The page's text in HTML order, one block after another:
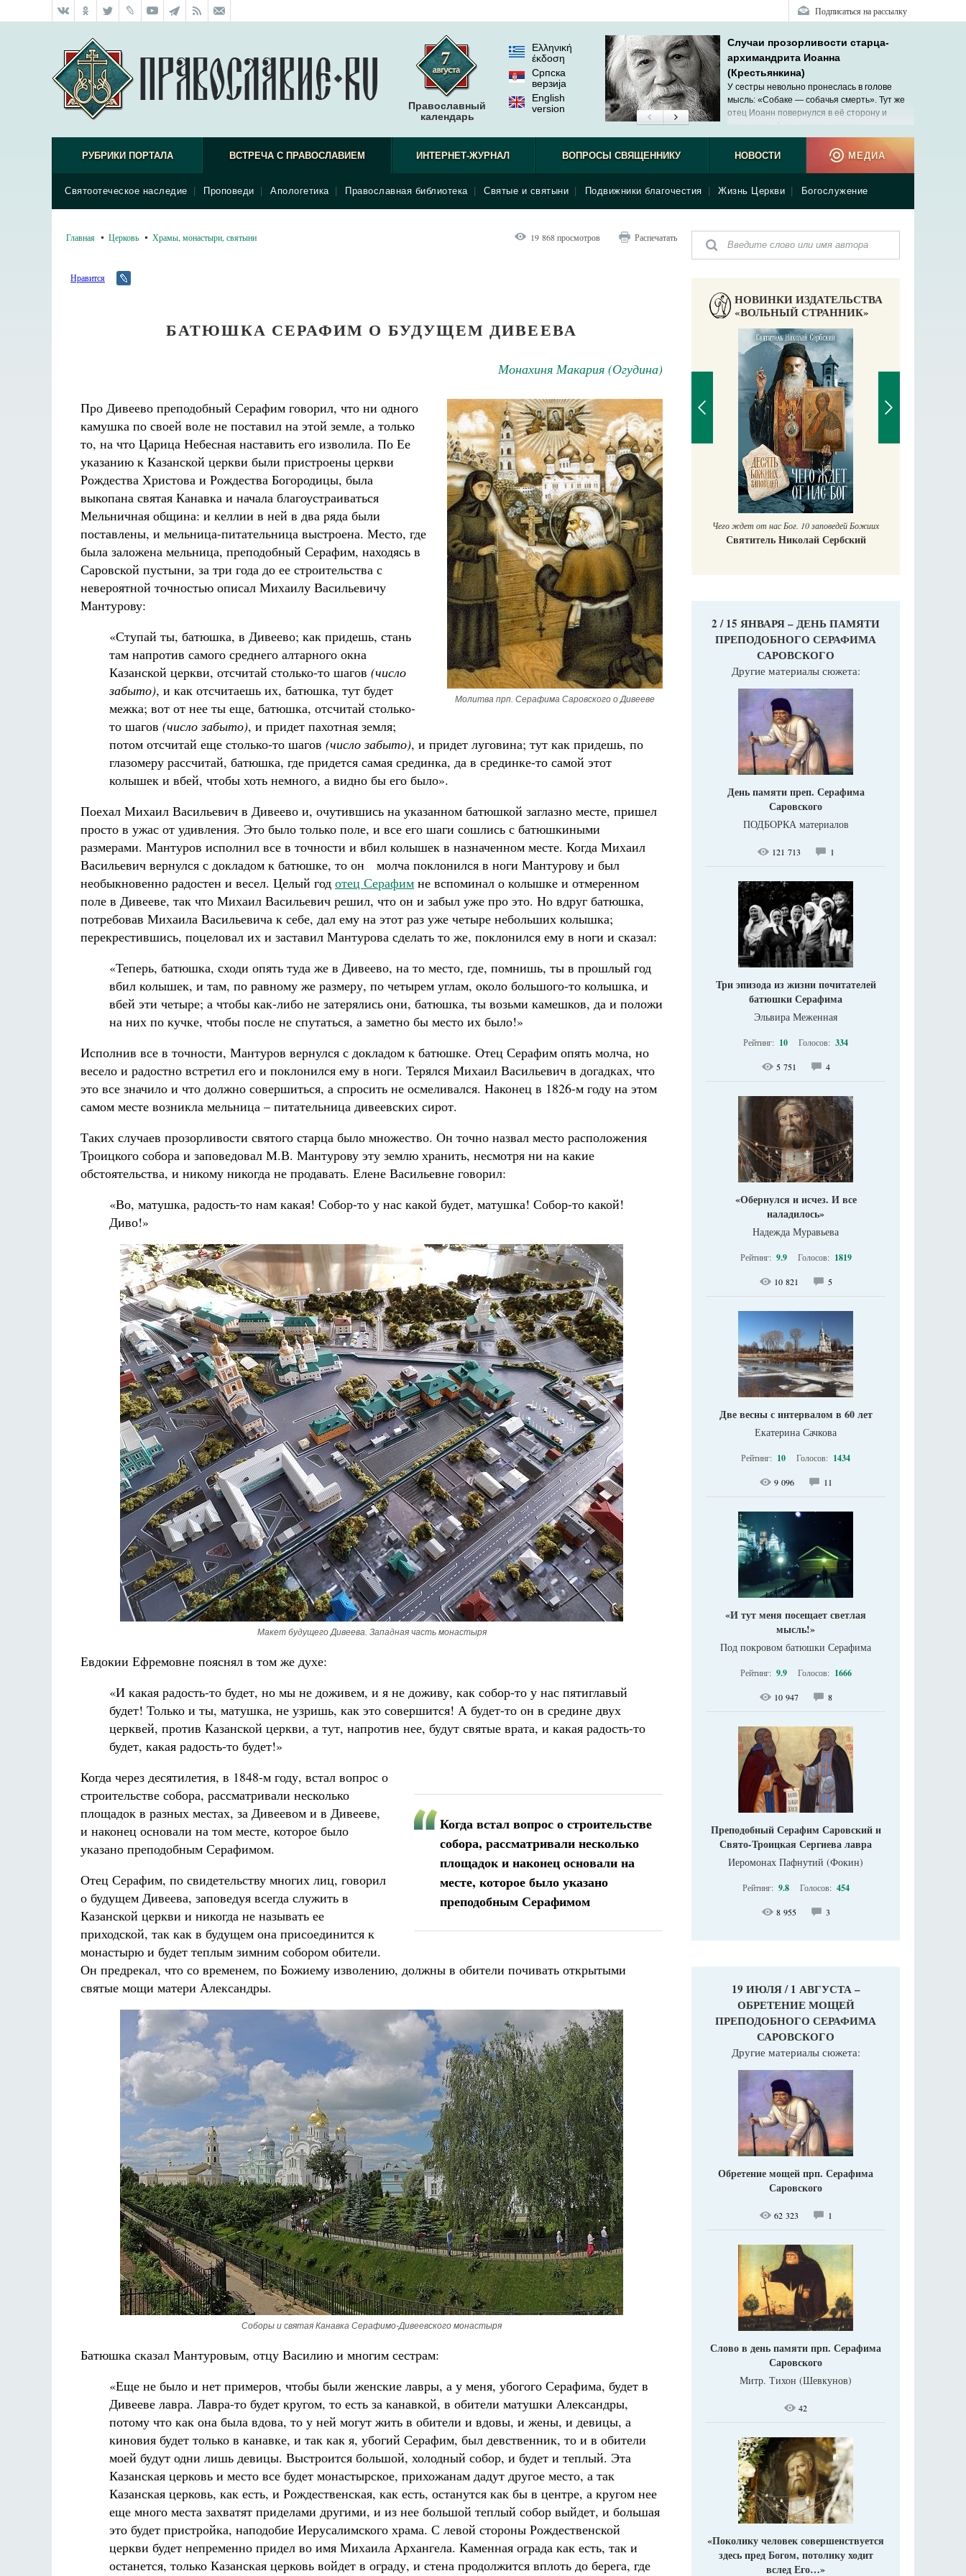
Подписаться на рассылку
Православный
календарь
Ελληνική
έκδοση
Српска
верзиjа
English
version
Случаи прозорливости старца-
архимандрита Иоанна
(Крестьянкина)
У сестры невольно пронеслась в голове
мысль: «Собаке — собачья смерть». Тут же
отец Иоанн повернулся в её сторону и
РУБРИКИ ПОРТАЛА ВСТРЕЧА С ПРАВОСЛАВИЕМ
Святоотеческое наследие Проповеди Апологетика Православная библиотека Святые и святыни Подвижники благочестия Жизнь Церкви Богослужение
ИНТЕРНЕТ-ЖУРНАЛ ВОПРОСЫ СВЯЩЕННИКУ НОВОСТИ МЕДИА
Главная Церковь Храмы, монастыри, святыни 19 868 просмотров Распечатать
Нравится
БАТЮШКА СЕРАФИМ О БУДУЩЕМ ДИВЕЕВА
Монахиня Макария (Огудина)
Молитва прп. Серафима Саровского о Дивееве
Про Дивеево преподобный Серафим говорил, что ни одного
камушка по своей воле не поставил на этой земле, а только
то, на что Царица Небесная наставить его изволила. По Ее
указанию к Казанской церкви были пристроены церкви
Рождества Христова и Рождества Богородицы, была
выкопана святая Канавка и начала благоустраиваться
Мельничная община: и келлии в ней в два ряда были
поставлены, и мельница-питательница выстроена. Место, где
была заложена мельница, преподобный Серафим, находясь в
Саровской пустыни, за три года до ее строительства с
невероятной точностью описал Михаилу Васильевичу
Мантурову:
«Ступай ты, батюшка, в Дивеево; как придешь, стань
там напротив самого среднего алтарного окна
Казанской церкви, отсчитай столько-то шагов (число
забыто), и как отсчитаешь их, батюшка, тут будет
межка; вот от нее ты еще, батюшка, отсчитай столько-
то шагов (число забыто), и придет пахотная земля;
потом отсчитай еще столько-то шагов (число забыто), и придет луговина; тут как придешь, по
глазомеру рассчитай, батюшка, где придется самая срединка, да в срединке-то самой этот
колышек и вбей, чтобы хоть немного, а видно бы его было».
Поехал Михаил Васильевич в Дивеево и, очутившись на указанном батюшкой заглазно месте, пришел
просто в ужас от удивления. Это было только поле, и все его шаги сошлись с батюшкиными
размерами. Мантуров исполнил все в точности и вбил колышек в назначенном месте. Когда Михаил
Васильевич вернулся с докладом к батюшке, то он молча поклонился в ноги Мантурову и был
необыкновенно радостен и весел. Целый год отец Серафим не вспоминал о колышке и отмеренном
поле в Дивееве, так что Михаил Васильевич решил, что он и забыл уже про это. Но вдруг батюшка,
потребовав Михаила Васильевича к себе, дал ему на этот раз уже четыре небольших колышка;
перекрестившись, поцеловал их и заставил Мантурова сделать то же, поклонился ему в ноги и сказал:
«Теперь, батюшка, сходи опять туда же в Дивеево, на то место, где, помнишь, ты в прошлый год
вбил колышек, и там, по равному же размеру, по четырем углам, около большого-то колышка, и
вбей эти четыре; а чтобы как-либо не затерялись они, батюшка, ты возьми камешков, да и положи
на них по кучке, чтобы после не спутаться, а заметно бы место их было!»
Исполнив все в точности, Мантуров вернулся с докладом к батюшке. Отец Серафим опять молча, но
весело и радостно встретил его и поклонился ему в ноги. Терялся Михаил Васильевич в догадках, что
это все значило и что должно совершиться, а спросить не осмеливался. Наконец в 1826-м году на этом
самом месте возникла мельница – питательница дивеевских сирот.
Таких случаев прозорливости святого старца было множество. Он точно назвал место расположения
Троицкого собора и заповедовал М.В. Мантурову эту землю хранить, несмотря ни на какие
обстоятельства, и никому никогда не продавать. Елене Васильевне говорил:
«Во, матушка, радость-то нам какая! Собор-то у нас какой будет, матушка! Собор-то какой!
Диво!»
Макет будущего Дивеева. Западная часть монастыря
Евдокии Ефремовне пояснял в том же духе:
«И какая радость-то будет, но мы не доживем, и я не доживу, как собор-то у нас пятиглавый
будет! Только и ты, матушка, не узришь, как это совершится! А будет-то он в средине двух
церквей, против Казанской церкви, а тут, напротив нее, будут святые врата, и какая радость-то
будет, какая радость-то будет!»
Когда встал вопрос о строительстве
собора, рассматривали несколько
площадок и наконец основали на
месте, которое было указано
преподобным Серафимом
Когда через десятилетия, в 1848-м году, встал вопрос о
строительстве собора, рассматривали несколько
площадок в разных местах, за Дивеевом и в Дивееве,
и наконец основали на том месте, которое было
указано преподобным Серафимом.
Отец Серафим, по свидетельству многих лиц, говорил
о будущем Дивеева, заповедуя всегда служить в
Казанской церкви и никогда не называть ее
приходской, так как в будущем она присоединится к
монастырю и будет теплым зимним собором обители.
Он предрекал, что со временем, по Божиему изволению, должны в обители почивать открытыми
святые мощи матери Александры.
Соборы и святая Канавка Серафимо-Дивеевского монастыря
Батюшка сказал Мантуровым, отцу Василию и многим сестрам:
«Еще не было и нет примеров, чтобы были женские лавры, а у меня, убогого Серафима, будет в
Дивееве лавра. Лавра-то будет кругом, то есть за канавкой, в обители матушки Александры,
потому что как она была вдова, то у ней могут жить в обители и вдовы, и жены, и девицы, а
киновия будет только в канавке, и так как я, убогий Серафим, был девственник, то и в обители
моей будут одни лишь девицы. Выстроится большой, холодный собор, и будет и теплый. Эта
Казанская церковь и место все будет монастырское, прихожанам дадут другое место, а так
Казанская церковь, как есть, и Рождественская, как есть, останутся как бы в центре, а кругом нее
еще много места захватят приделами другими, и из нее большой теплый собор выйдет, и большая
это будет пристройка, наподобие Иерусалимского храма. С левой стороны Рождественской
церкви будет непременно придел во имя Михаила Архангела. Каменная ограда как есть, так и
останется, только Казанская церковь войдет в ограду, и стена продолжится вплоть до берега, где
НОВИНКИ ИЗДАТЕЛЬСТВА
«ВОЛЬНЫЙ СТРАННИК»
Кирилл Мурышев
Великомученик Георгий Победоносец. Научись у
святого
Роман Котов Чего ждет от нас Бог. 10 заповедей Божиих
Святитель Николай Сербский
Православный мальчик
Екатерина Баканова
2 / 15 ЯНВАРЯ – ДЕНЬ ПАМЯТИ
ПРЕПОДОБНОГО СЕРАФИМА
САРОВСКОГО
Другие материалы сюжета:
День памяти преп. Серафима
Саровского
ПОДБОРКА материалов
121 713 1
Три эпизода из жизни почитателей
батюшки Серафима
Эльвира Меженная
Рейтинг: 10 Голосов: 334
5 751 4
«Обернулся и исчез. И все
наладилось»
Надежда Муравьева
Рейтинг: 9.9 Голосов: 1819
10 821 5
Две весны с интервалом в 60 лет
Екатерина Сачкова
Рейтинг: 10 Голосов: 1434
9 096 11
«И тут меня посещает светлая
мысль!»
Под покровом батюшки Серафима
Рейтинг: 9.9 Голосов: 1666
10 947 8
Преподобный Серафим Саровский и
Свято-Троицкая Сергиева лавра
Иеромонах Пафнутий (Фокин)
Рейтинг: 9.8 Голосов: 454
8 955 3
19 ИЮЛЯ / 1 АВГУСТА –
ОБРЕТЕНИЕ МОЩЕЙ
ПРЕПОДОБНОГО СЕРАФИМА
САРОВСКОГО
Другие материалы сюжета:
Обретение мощей прп. Серафима
Саровского
62 323 1
Слово в день памяти прп. Серафима
Саровского
Митр. Тихон (Шевкунов)
42
«Поколику человек совершенствуется
здесь пред Богом, потолику ходит
вслед Его…»